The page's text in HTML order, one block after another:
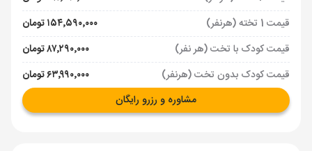
قیمت 1 تخته (هرنفر)
۱۵۴٬۵۹۰٬۰۰۰ تومان
قیمت کودک با تخت (هر نفر)
۸۷٬۲۹۰٬۰۰۰ تومان
قیمت کودک بدون تخت (هرنفر)
۶۳٬۹۹۰٬۰۰۰ تومان
مشاوره و رزرو رایگان